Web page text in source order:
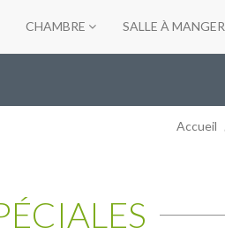
CHAMBRE SALLE À MANGER
Accueil